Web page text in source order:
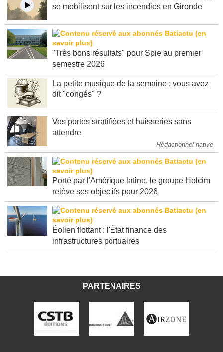
se mobilisent sur les incendies en Gironde
"Très bons résultats" pour Spie au premier
semestre 2026
La petite musique de la semaine : vous avez
dit "congés" ?
Vos portes stratifiées et huisseries sans
attendre
Rédactionnel native
Porté par l'Amérique latine, le groupe Holcim
relève ses objectifs pour 2026
Éolien flottant : l'État finance des
infrastructures portuaires
PARTENAIRES